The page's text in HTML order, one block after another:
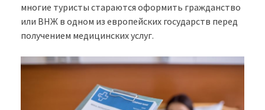
многие туристы стараются оформить гражданство
или ВНЖ в одном из европейских государств перед
получением медицинских услуг.